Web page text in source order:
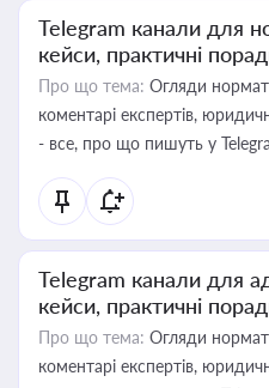
Telegram канали для
кейси, практичні
Про що тема: Огляди
коментарі експертів,
- все, про що пишуть у
Telegram канали для
кейси, практичні
Про що тема: Огляди
коментарі експертів,